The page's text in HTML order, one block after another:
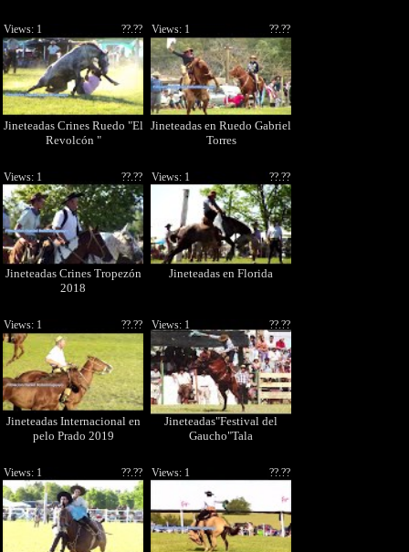
Jineteadas Crines Ruedo "El
Revolcón "
??.??
Views: 1
Jineteadas en Ruedo Gabriel
Torres
??.??
Views: 1
Jineteadas Crines Tropezón
2018
??.??
Views: 1
Jineteadas en Florida
??.??
Views: 1
Jineteadas Internacional en
pelo Prado 2019
??.??
Views: 1
Jineteadas"Festival del
Gaucho"Tala
??.??
Views: 1
??.??
Views: 1 ??.??
Views: 1